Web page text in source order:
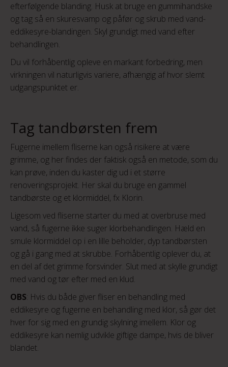
efterfølgende blanding. Husk at bruge en gummihandske
og tag så en skuresvamp og påfør og skrub med vand-
eddikesyre-blandingen. Skyl grundigt med vand efter
behandlingen.
Du vil forhåbentlig opleve en markant forbedring, men
virkningen vil naturligvis variere, afhængig af hvor slemt
udgangspunktet er.
Tag tandbørsten frem
Fugerne imellem fliserne kan også risikere at være
grimme, og her findes der faktisk også en metode, som du
kan prøve, inden du kaster dig ud i et større
renoveringsprojekt. Her skal du bruge en gammel
tandbørste og et klormiddel, fx Klorin.
Ligesom ved fliserne starter du med at overbruse med
vand, så fugerne ikke suger klorbehandlingen. Hæld en
smule klormiddel op i en lille beholder, dyp tandbørsten
og gå i gang med at skrubbe. Forhåbentlig oplever du, at
en del af det grimme forsvinder. Slut med at skylle grundigt
med vand og tør efter med en klud.
OBS: Hvis du både giver fliser en behandling med
eddikesyre og fugerne en behandling med klor, så gør det
hver for sig med en grundig skylning imellem. Klor og
eddikesyre kan nemlig udvikle giftige dampe, hvis de bliver
blandet.